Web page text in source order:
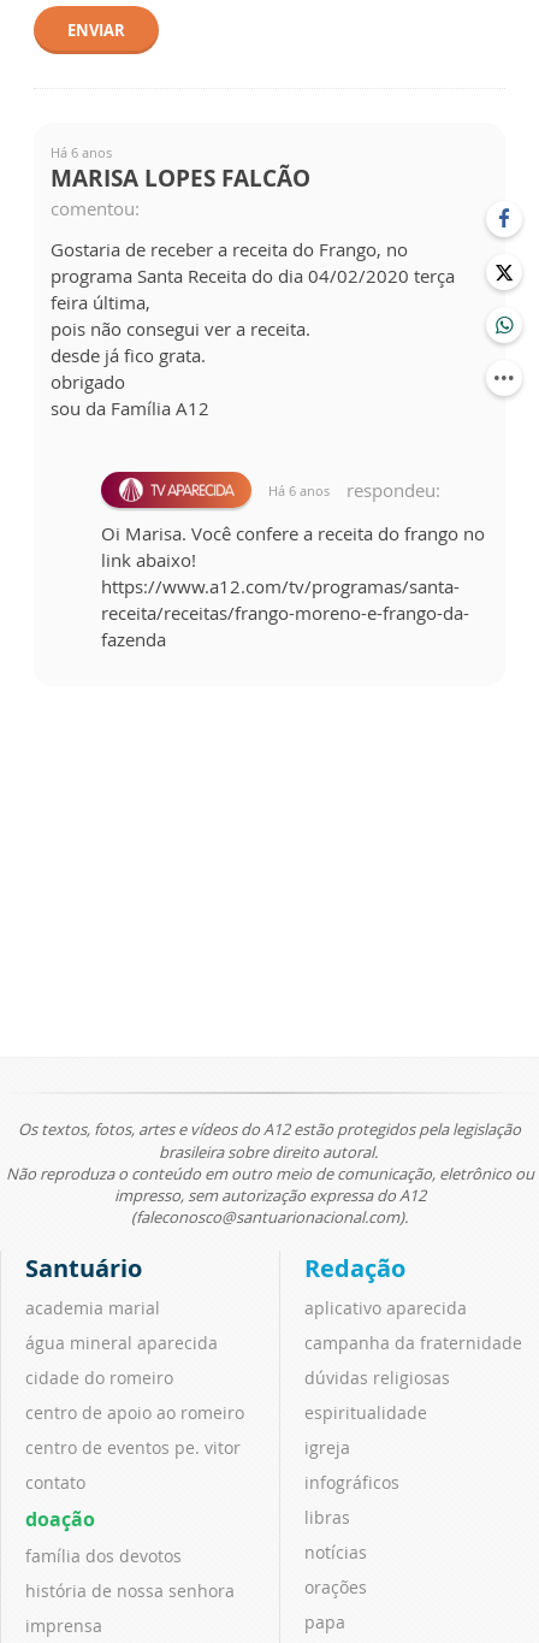
ENVIAR
Há 6 anos
MARISA LOPES FALCÃO
comentou:
Gostaria de receber a receita do Frango, no
programa Santa Receita do dia 04/02/2020 terça
feira última,
pois não consegui ver a receita.
desde já fico grata.
obrigado
sou da Família A12
Há 6 anos
respondeu:
Oi Marisa. Você confere a receita do frango no
link abaixo!
https://www.a12.com/tv/programas/santa-
receita/receitas/frango-moreno-e-frango-da-
fazenda
Os textos, fotos, artes e vídeos do A12 estão protegidos pela legislação
brasileira sobre direito autoral.
Não reproduza o conteúdo em outro meio de comunicação, eletrônico ou
impresso, sem autorização expressa do A12
(faleconosco@santuarionacional.com).
Santuário
academia marial
água mineral aparecida
cidade do romeiro
centro de apoio ao romeiro
centro de eventos pe. vitor
contato
doação
família dos devotos
história de nossa senhora
imprensa
Redação
aplicativo aparecida
campanha da fraternidade
dúvidas religiosas
espiritualidade
igreja
infográficos
libras
notícias
orações
papa